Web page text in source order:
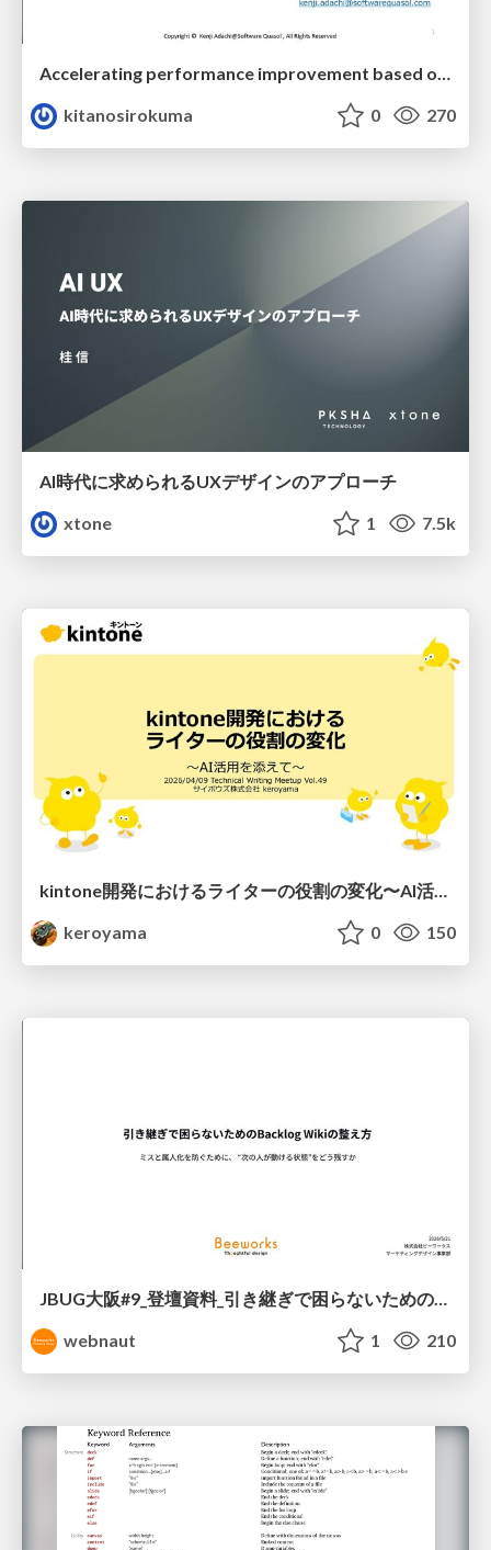
Accelerating performance improvement based on a software review evaluation matrix
kitanosirokuma
0 270
AI時代に求められるUXデザインのアプローチ
xtone
1 7.5k
kintone開発における​ライターの役割の変化​〜AI活用を添えて〜 / Changes in the Role of Writers in Kintone Development
keroyama
0 150
JBUG大阪#9_登壇資料_引き継ぎで困らないためのBacklogWikiの整え方_ミスと属人化を防ぐために、 “次の人が動ける状態”をどう残すか
webnaut
1 210